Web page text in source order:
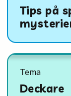
Tips på
Deckare
Tema